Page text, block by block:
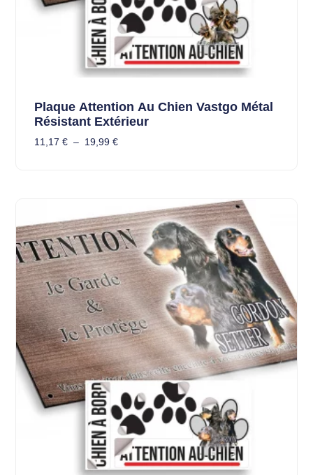
Plaque Attention Au Chien Vastgo Métal
Résistant Extérieur
11,17 € – 19,99 €